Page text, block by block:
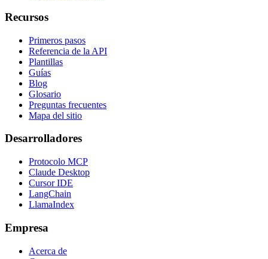
Recursos
Primeros pasos
Referencia de la API
Plantillas
Guías
Blog
Glosario
Preguntas frecuentes
Mapa del sitio
Desarrolladores
Protocolo MCP
Claude Desktop
Cursor IDE
LangChain
LlamaIndex
Empresa
Acerca de